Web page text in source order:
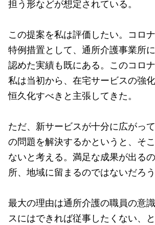
担う形などが想定されている。
この提案を私は評価したい。コロ
特例措置として、通所介護事業所
認めた実績も既にある。このコロナ
私は当初から、在宅サービスの強
恒久化すべきと主張してきた。
ただ、新サービスが十分に広がっ
の問題を解決するかというと、そ
ないと考える。満足な成果が出る
所、地域に留まるのではないだろう
最大の理由は通所介護の職員の意
スにはできれば従事したくない、